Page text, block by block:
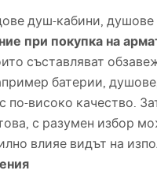
душ-кабини, душове
при покупка на
съставляват
батерии,
по-високо качество.
с разумен избор
влияе видът на